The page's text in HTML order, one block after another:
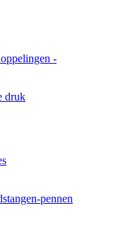
-
druk
pennen